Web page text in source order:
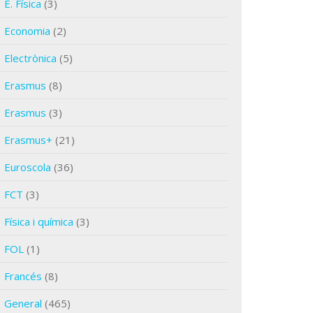
E. Física (3)
Economia (2)
Electrònica (5)
Erasmus (8)
Erasmus (3)
Erasmus+ (21)
Euroscola (36)
FCT (3)
Física i química (3)
FOL (1)
Francés (8)
General (465)